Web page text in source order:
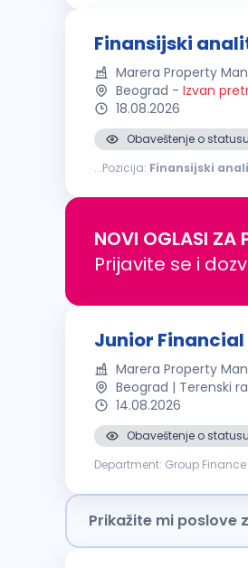
Finansijski
Marera Property
Beograd - Izvan
18.08.2026
Obaveštenje o
...Pozicija: Finansijski
NOVI OGLASI ZA
Prijavite se i
Junior
Marera Property
Beograd | Terenski
14.08.2026
Obaveštenje o
Department: Group
Prikažite mi poslove